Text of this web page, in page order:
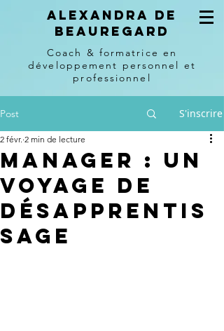
Alexandra de
beauregard
Coach & formatrice en
développement personnel et
professionnel
Post S'inscrire
Manager : Un
Voyage de
Désapprentis
sage
2 févr. 2 min de lecture